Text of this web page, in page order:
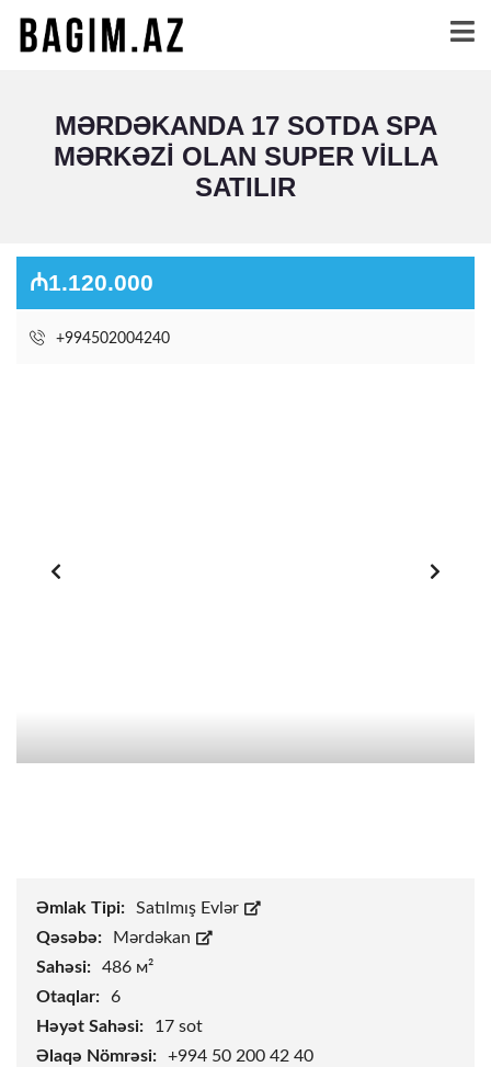
MƏRDƏKANDA 17 SOTDA SPA
MƏRKƏZI OLAN SUPER VILLA
SATILIR
₼1.120.000
+994502004240
Əmlak Tipi:
Satılmış Evlər
Qəsəbə:
Mərdəkan
Sahəsi:
486 м²
Otaqlar:
6
Həyət Sahəsi:
17 sot
Əlaqə Nömrəsi:
+994 50 200 42 40